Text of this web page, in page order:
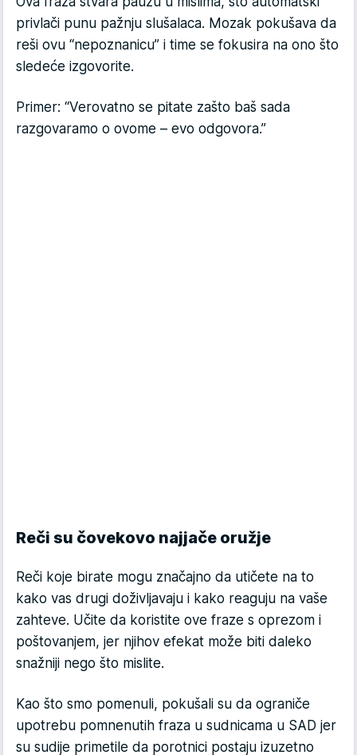
privlači punu pažnju slušalaca. Mozak pokušava da
reši ovu “nepoznanicu” i time se fokusira na ono što
sledeće izgovorite.
Primer: “Verovatno se pitate zašto baš sada
razgovaramo o ovome – evo odgovora.”
Reči su čovekovo najjače oružje
Reči koje birate mogu značajno da utičete na to
kako vas drugi doživljavaju i kako reaguju na vaše
zahteve. Učite da koristite ove fraze s oprezom i
poštovanjem, jer njihov efekat može biti daleko
snažniji nego što mislite.
Kao što smo pomenuli, pokušali su da ograniče
upotrebu pomnenutih fraza u sudnicama u SAD jer
su sudije primetile da porotnici postaju izuzetno